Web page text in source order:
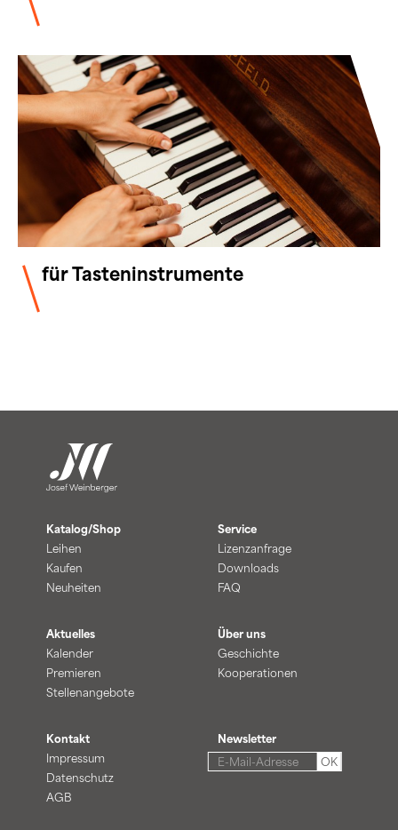
für Tasteninstrumente
Katalog/Shop
Leihen
Kaufen
Neuheiten
Service
Lizenzanfrage
Downloads
FAQ
Aktuelles
Kalender
Premieren
Stellenangebote
Über uns
Geschichte
Kooperationen
Kontakt
Impressum
Datenschutz
AGB
Newsletter
OK